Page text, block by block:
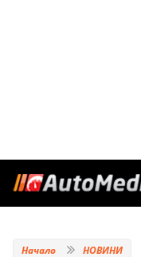
Начало НОВИНИ